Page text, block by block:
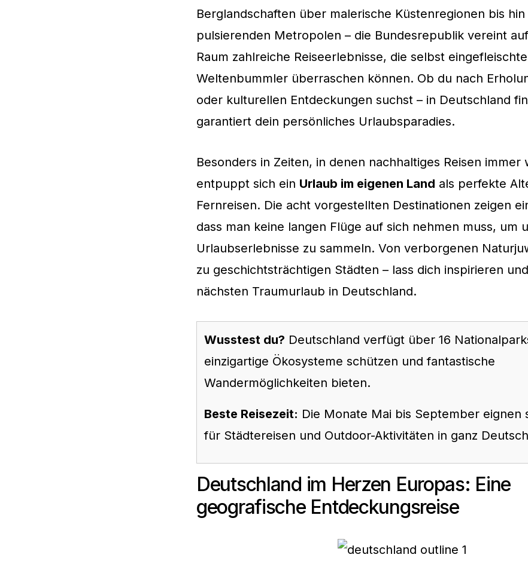
Berglandschaften über malerische Küstenregionen bis hin
pulsierenden Metropolen – die Bundesrepublik vereint
Raum zahlreiche Reiseerlebnisse, die selbst eingefleischte
Weltenbummler überraschen können. Ob du nach
oder kulturellen Entdeckungen suchst – in Deutschland
garantiert dein persönliches Urlaubsparadies.
Besonders in Zeiten, in denen nachhaltiges Reisen immer
entpuppt sich ein Urlaub im eigenen Land als perfekte
Fernreisen. Die acht vorgestellten Destinationen zeigen
dass man keine langen Flüge auf sich nehmen muss, um
Urlaubserlebnisse zu sammeln. Von verborgenen
zu geschichtsträchtigen Städten – lass dich inspirieren
nächsten Traumurlaub in Deutschland.
Wusstest du? Deutschland verfügt über 16
einzigartige Ökosysteme schützen und fantastische
Wandermöglichkeiten bieten.
Beste Reisezeit: Die Monate Mai bis September eignen
für Städtereisen und Outdoor-Aktivitäten in ganz
Deutschland im Herzen Europas: Eine
geografische Entdeckungsreise